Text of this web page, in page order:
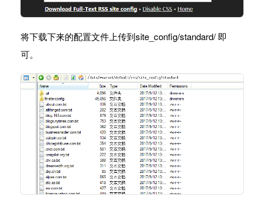
将下载下来的配置文件上传到site_config/standard/ 即
可。